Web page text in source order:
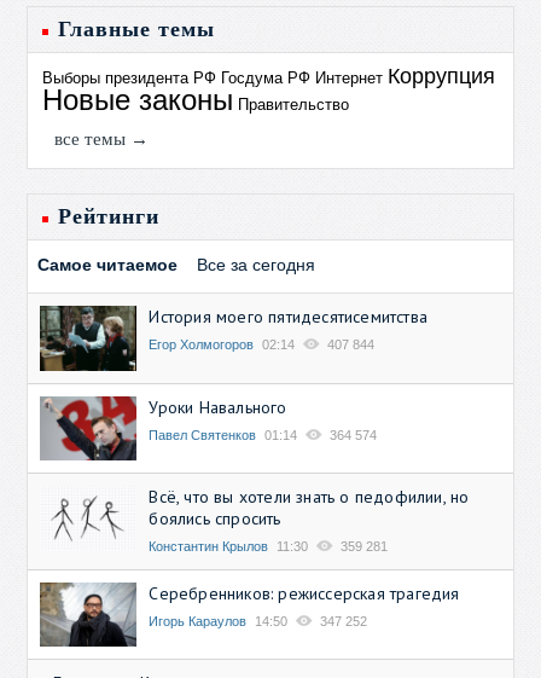
Главные темы
Выборы президента РФ Госдума РФ Интернет Коррупция
Новые законы Правительство
все темы →
Рейтинги
Самое читаемое Все за сегодня
История моего пятидесятисемитства
Егор Холмогоров 02:14 407 844
Уроки Навального
Павел Святенков 01:14 364 574
Всё, что вы хотели знать о педофилии, но
боялись спросить
Константин Крылов 11:30 359 281
Серебренников: режиссерская трагедия
Игорь Караулов 14:50 347 252